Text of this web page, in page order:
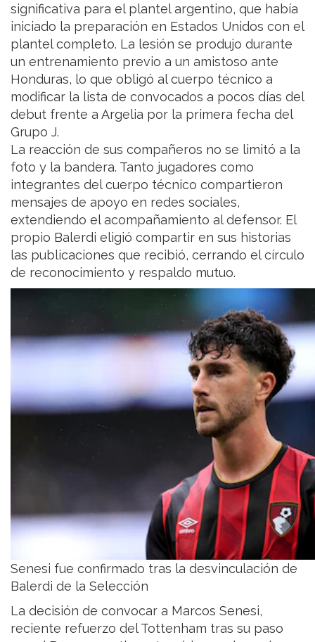
significativa para el plantel argentino, que había
iniciado la preparación en Estados Unidos con el
plantel completo. La lesión se produjo durante
un entrenamiento previo a un amistoso ante
Honduras, lo que obligó al cuerpo técnico a
modificar la lista de convocados a pocos días del
debut frente a Argelia por la primera fecha del
Grupo J.
La reacción de sus compañeros no se limitó a la
foto y la bandera. Tanto jugadores como
integrantes del cuerpo técnico compartieron
mensajes de apoyo en redes sociales,
extendiendo el acompañamiento al defensor. El
propio Balerdi eligió compartir en sus historias
las publicaciones que recibió, cerrando el círculo
de reconocimiento y respaldo mutuo.
Senesi fue confirmado tras la desvinculación de
Balerdi de la Selección
La decisión de convocar a Marcos Senesi,
reciente refuerzo del Tottenham tras su paso